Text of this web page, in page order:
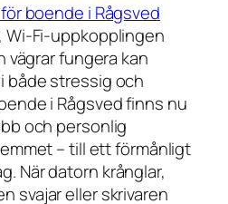
boende i Rågsved
Wi-Fi-uppkopplingen
vägrar fungera kan
både stressig och
i Rågsved finns nu
och personlig
– till ett förmånligt
När datorn krånglar,
svajar eller skrivaren